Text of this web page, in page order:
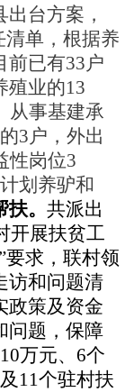
台方案，
清单，根据养
前已有33户
殖业的13
从事基建承
3户，外出
性岗位3
划养驴和
。 共派出
开展扶贫工
要求，联村领
访和问题清
政策及资金
问题，保障
万元、6个
11个驻村扶